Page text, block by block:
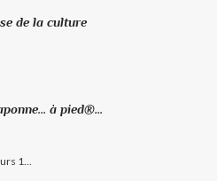
de la culture
à pied®...
1...